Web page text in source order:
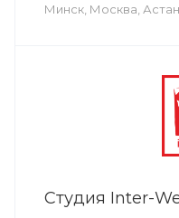
Минск, Москва,
Студия Inter-